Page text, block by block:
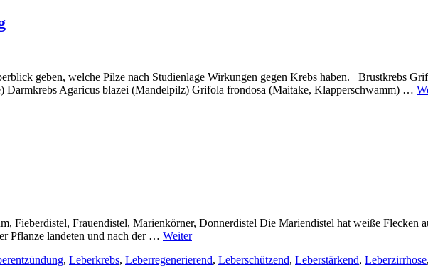
geben, welche Pilze nach Studienlage Wirkungen gegen Krebs haben. Brustkrebs
Darmkrebs Agaricus blazei (Mandelpilz) Grifola frondosa (Maitake, Klapperschwamm) …
Frauendistel, Marienkörner, Donnerdistel Die Mariendistel hat weiße Flecken
Pflanze landeten und nach der … Weiter
, Leberkrebs, Leberregenerierend, Leberschützend, Leberstärkend, Leberzirrhose,